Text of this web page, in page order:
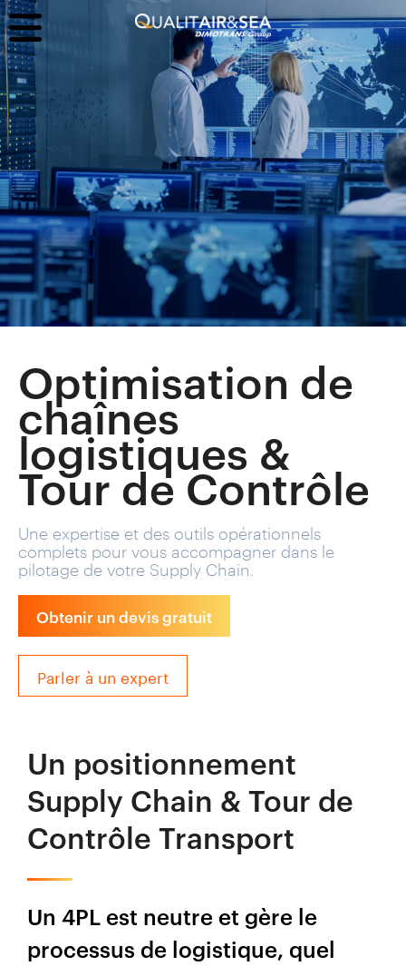
Optimisation de
chaînes
logistiques &
Tour de Contrôle
Une expertise et des outils opérationnels
complets pour vous accompagner dans le
pilotage de votre Supply Chain.
Obtenir un devis gratuit
Parler à un expert
Un positionnement
Supply Chain & Tour de
Contrôle Transport
Un 4PL est neutre et gère le
processus de logistique, quel